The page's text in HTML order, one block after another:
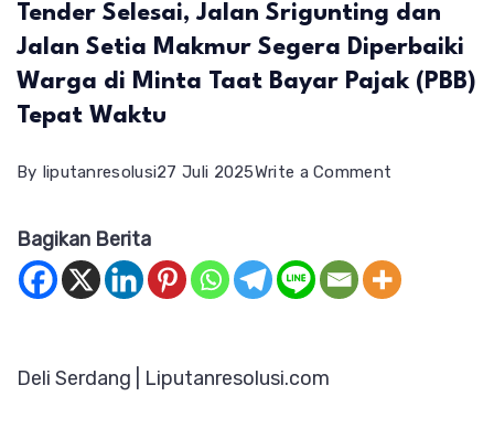
Tender Selesai, Jalan Srigunting dan
Jalan Setia Makmur Segera Diperbaiki
Warga di Minta Taat Bayar Pajak (PBB)
Tepat Waktu
By liputanresolusi27 Juli 2025Write a Comment
Jalan
Bagikan Berita
Deli Serdang | Liputanresolusi.com